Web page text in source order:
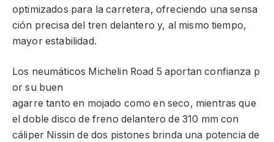
optimizados para la carretera, ofreciendo una sensa
ción precisa del tren delantero y, al mismo tiempo,
mayor estabilidad.
Los neumáticos Michelin Road 5 aportan confianza p
or su buen
agarre tanto en mojado como en seco, mientras que
el doble disco de freno delantero de 310 mm con
cáliper Nissin de dos pistones brinda una potencia de